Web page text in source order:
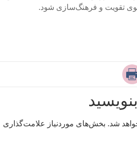
تقویت و فرهنگ‌سازی شود.
شد. بخش‌های موردنیاز علامت‌گذاری